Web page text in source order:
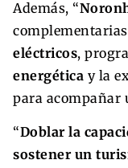
Además, “
eléctricos,
energética y la
para acompañar
“Doblar la
sostener un